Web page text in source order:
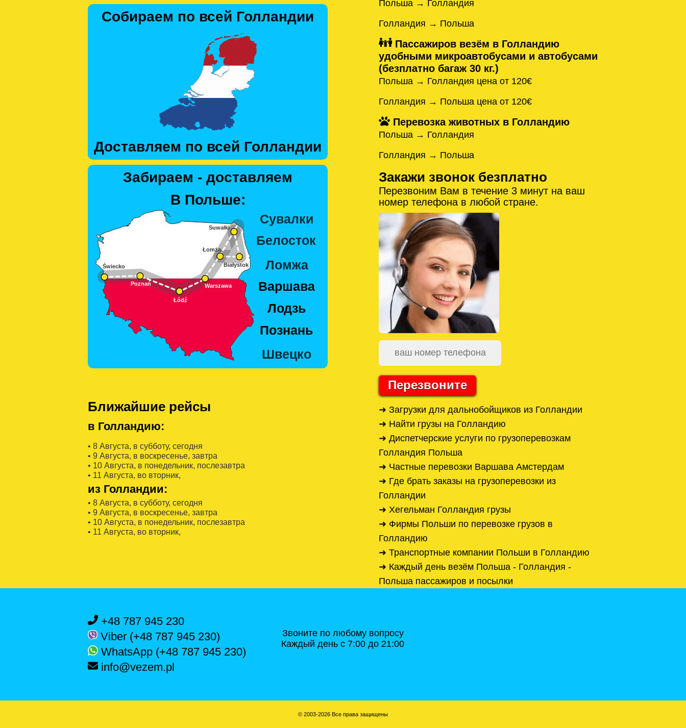
Собираем по всей Голландии
Доставляем по всей Голландии
Забираем - доставляем
В Польше:
Ближайшие рейсы
в Голландию:
• 8 Августa, в субботу, сегодня
• 9 Августa, в воскресенье, завтра
• 10 Августa, в понедельник, послезавтра
• 11 Августa, во вторник,
из Голландии:
• 8 Августa, в субботу, сегодня
• 9 Августa, в воскресенье, завтра
• 10 Августa, в понедельник, послезавтра
• 11 Августa, во вторник,
Польша → Голландия
Голландия → Польша
Пассажиров везём в Голландию
удобными микроавтобусами и автобусами
(безплатно багаж 30 кг.)
Польша → Голландия цена от 120€
Голландия → Польша цена от 120€
Перевозка животных в Голландию
Польша → Голландия
Голландия → Польша
Закажи звонок безплатно
Перезвоним Вам в течение 3 минут на ваш
номер телефона в любой стране.
Перезвоните
➜ Загрузки для дальнобойщиков из Голландии
➜ Найти грузы на Голландию
➜ Диспетчерские услуги по грузоперевозкам
Голландия Польша
➜ Частные перевозки Варшава Амстердам
➜ Где брать заказы на грузоперевозки из
Голландии
➜ Хегельман Голландия грузы
➜ Фирмы Польши по перевозке грузов в
Голландию
➜ Транспортные компании Польши в Голландию
➜ Каждый день везём Польша - Голландия -
Польша пассажиров и посылки
+48 787 945 230
Viber (+48 787 945 230)
WhatsApp (+48 787 945 230)
info@vezem.pl
Звоните по любому вопросу
Каждый день с 7:00 до 21:00
© 2003-2026 Все права защищены